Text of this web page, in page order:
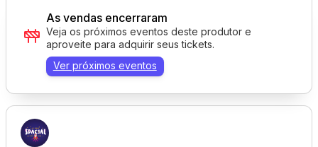
As vendas encerraram
Veja os próximos eventos deste produtor e
aproveite para adquirir seus tickets.
Ver próximos eventos